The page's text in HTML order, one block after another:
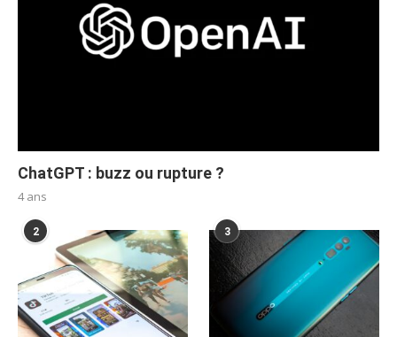
ChatGPT : buzz ou rupture ?
4 ans
2 3